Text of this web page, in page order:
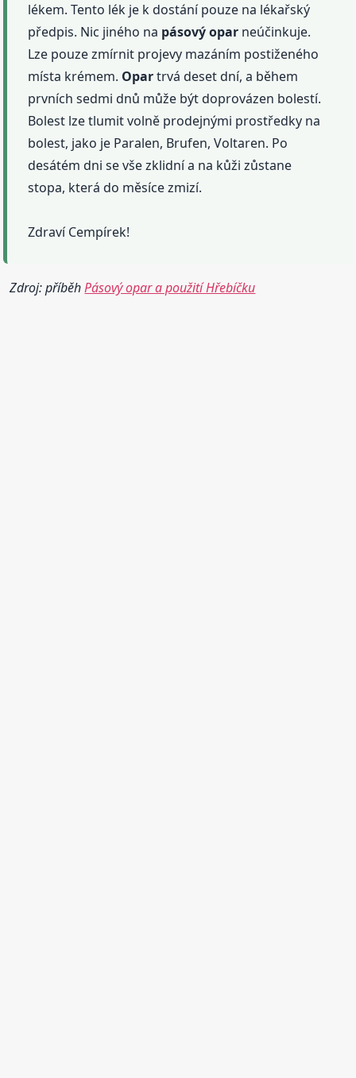
lékem. Tento lék je k dostání pouze na lékařský
předpis. Nic jiného na pásový opar neúčinkuje.
Lze pouze zmírnit projevy mazáním postiženého
místa krémem. Opartrvá deset dní, a během
prvních sedmi dnů může být doprovázen bolestí.
Bolest lze tlumit volně prodejnými prostředky na
bolest, jako je Paralen, Brufen, Voltaren. Po
desátém dni se vše zklidní a na kůži zůstane
stopa, která do měsíce zmizí.
Zdraví Cempírek!
Zdroj: příběhPásový opar a použití Hřebíčku